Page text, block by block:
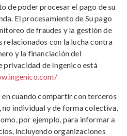
de poder procesar el pago de su
El procesamiento de Su pago
de fraudes y la gestión de
con la lucha contra
y la financiación del
privacidad de Ingenico está
en cuando compartir con terceros
individual y de forma colectiva,
por ejemplo, para informar a
incluyendo organizaciones